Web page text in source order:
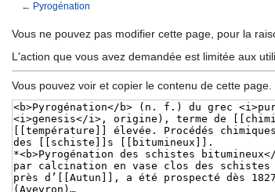
← Pyrogénation
Vous ne pouvez pas modifier cette page, pour la
L'action que vous avez demandée est limitée aux
Vous pouvez voir et copier le contenu de cette page.